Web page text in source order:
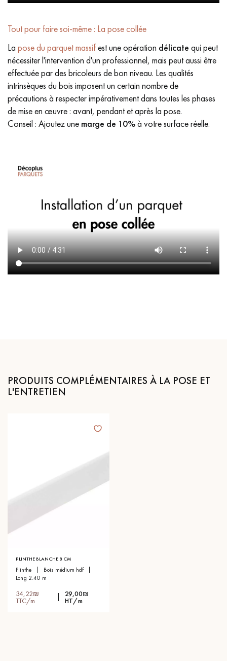
Tout pour faire soi-même : La pose collée
La pose du parquet massifest une opération délicate qui peut
nécessiter l'intervention d'un professionnel, mais peut aussi être
effectuée par des bricoleurs de bon niveau. Les qualités
intrinsèques du bois imposent un certain nombre de
précautions à respecter impérativement dans toutes les phases
de mise en œuvre : avant, pendant et après la pose.
Conseil : Ajoutez une marge de 10%à votre surface réelle.
PRODUITS COMPLÉMENTAIRES À LA POSE ET
L'ENTRETIEN
PLINTHE BLANCHE 8 CM
plinthe
bois médium hdf
long 2.40 m
34,22₪
TTC/m
29,00₪
HT/m